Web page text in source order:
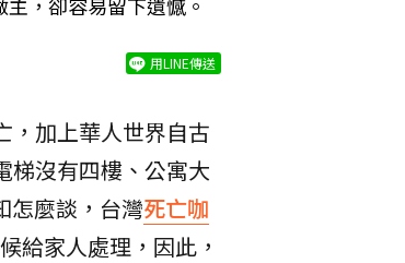
用LINE傳送
，加上華人世界自古
梯沒有四樓、公寓大
怎麼談，台灣死亡咖
給家人處理，因此，